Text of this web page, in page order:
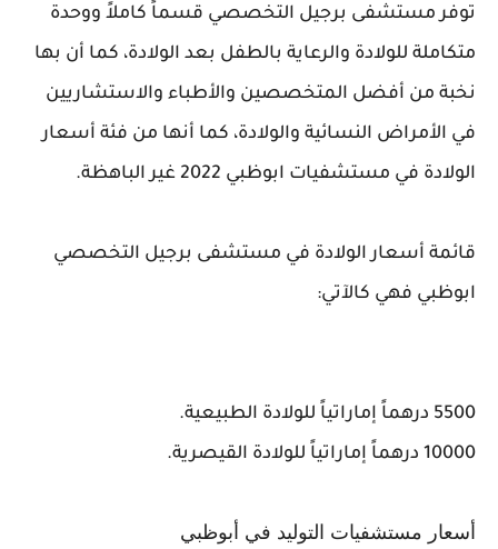
توفر مستشفى برجيل التخصصي قسماً كاملاً ووحدة
متكاملة للولادة والرعاية بالطفل بعد الولادة، كما أن بها
نخبة من أفضل المتخصصين والأطباء والاستشاريين
في الأمراض النسائية والولادة، كما أنها من فئة أسعار
الولادة في مستشفيات ابوظبي 2022 غير الباهظة.
قائمة أسعار الولادة في مستشفى برجيل التخصصي
ابوظبي فهي كالآتي:
5500 درهماً إماراتياً للولادة الطبيعية.
10000 درهماً إماراتياً للولادة القيصرية.
أسعار مستشفيات التوليد في أبوظبي